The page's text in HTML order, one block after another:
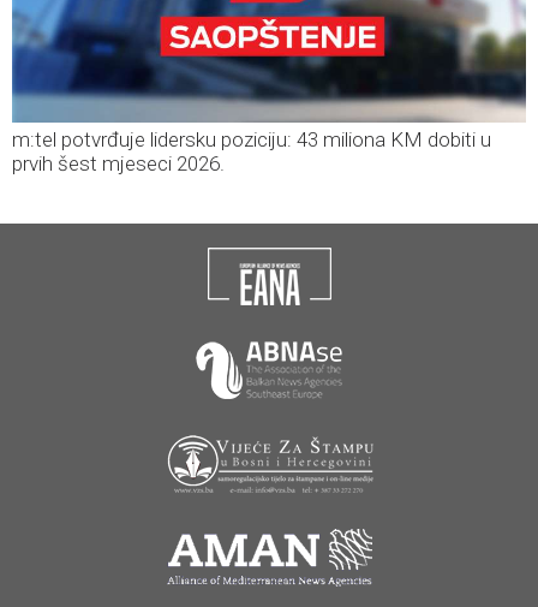
m:tel potvrđuje lidersku poziciju: 43 miliona KM dobiti u
prvih šest mjeseci 2026.